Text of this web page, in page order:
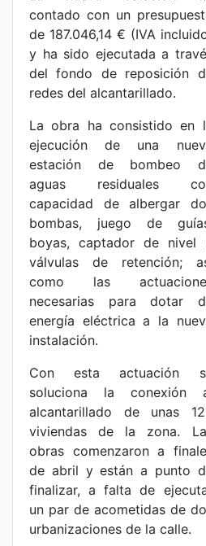
contado con un
de 187.046,14 € (IVA
y ha sido ejecutada a
del fondo de reposición
redes del alcantarillado.
La obra ha consistido en
ejecución de una
estación de bombeo
aguas residuales
capacidad de albergar
bombas, juego de
boyas, captador de nivel
válvulas de retención;
como las
necesarias para dotar
energía eléctrica a la
instalación.
Con esta actuación
soluciona la conexión
alcantarillado de unas
viviendas de la zona.
obras comenzaron a
de abril y están a punto
finalizar, a falta de
un par de acometidas de
urbanizaciones de la calle.